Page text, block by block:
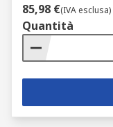
85,98 €(IVA esclusa)
Quantità